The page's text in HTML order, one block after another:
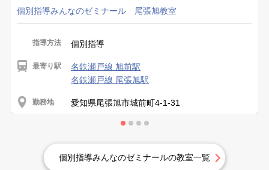
個別指導みんなのゼミナール 尾張旭教室
指導方法 個別指導
最寄り駅
名鉄瀬戸線 旭前駅
名鉄瀬戸線 尾張旭駅
勤務地 愛知県尾張旭市城前町4-1-31
個別指導みんなのゼミナールの教室一覧